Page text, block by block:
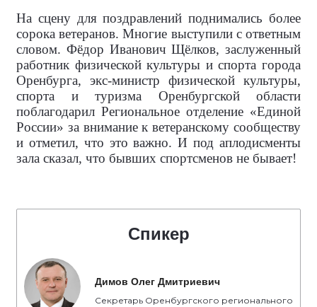
На сцену для поздравлений поднимались более
сорока ветеранов. Многие выступили с ответным
словом. Фёдор Иванович Щёлков, заслуженный
работник физической культуры и спорта города
Оренбурга, экс-министр физической культуры,
спорта и туризма Оренбургской области
поблагодарил Региональное отделение «Единой
России» за внимание к ветеранскому сообществу
и отметил, что это важно. И под аплодисменты
зала сказал, что бывших спортсменов не бывает!
Спикер
Димов Олег Дмитриевич
Секретарь Оренбургского регионального